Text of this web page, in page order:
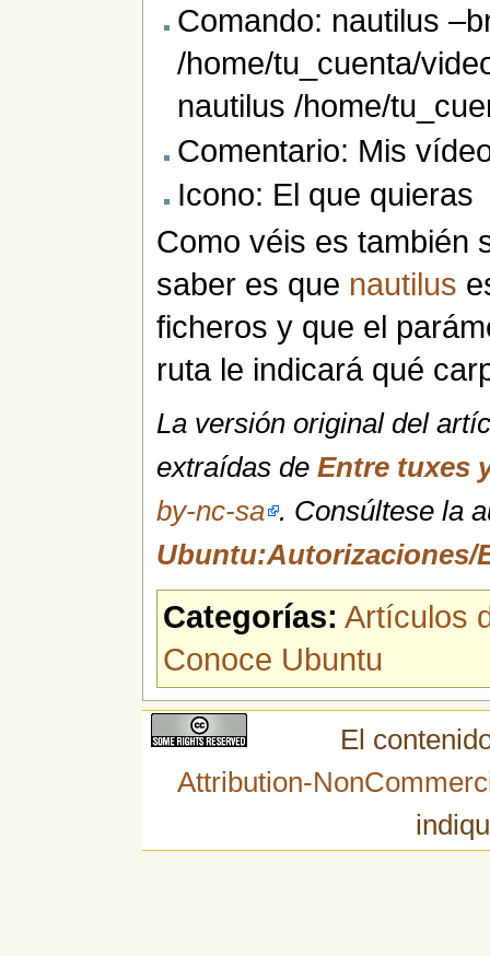
Comando: nautilus
/home/tu_cuenta/
nautilus /home/
Comentario: Mis
Icono: El que quieras
Como véis es también
saber es que nautilus
ficheros y que el
ruta le indicará qué
La versión original del
extraídas deEntre tuxes
by-nc-sa . Consúltese la
Ubuntu:Autorizaciones/
Categorías: Artículos
Conoce Ubuntu
El
Attribution-